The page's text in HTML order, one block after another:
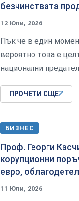
безчинствата
12 Юли, 2026
Пък че в един
вероятно това е
национални
ПРОЧЕТИ ОЩЕ
БИЗНЕС
Проф. Георги
корупционни
евро,
11 Юли, 2026